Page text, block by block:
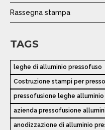
Rassegna stampa
TAGS
leghe di alluminio pressofuso
Costruzione stampi per
pressofusione leghe
azienda pressofusione
anodizzazione di alluminio